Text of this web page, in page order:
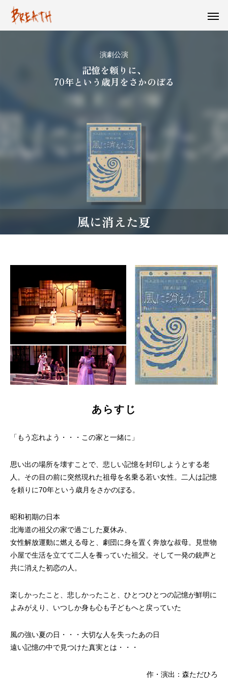
演劇公演
記憶を頼りに、
70年という歳月をさかのぼる
風に消えた夏
あらすじ
「もう忘れよう・・・この家と一緒に」
思い出の場所を壊すことで、悲しい記憶を封印しようとする老
人。その目の前に突然現れた祖母を名乗る若い女性。二人は記憶
を頼りに70年という歳月をさかのぼる。
昭和初期の日本
北海道の祖父の家で過ごした夏休み、
女性解放運動に燃える母と、劇団に身を置く奔放な叔母。見世物
小屋で生活を立てて二人を養っていた祖父。そして一発の銃声と
共に消えた初恋の人。
楽しかったこと、悲しかったこと、ひとつひとつの記憶が鮮明に
よみがえり、いつしか身も心も子どもへと戻っていた
風の強い夏の日・・・大切な人を失ったあの日
遠い記憶の中で見つけた真実とは・・・
作・演出：森ただひろ